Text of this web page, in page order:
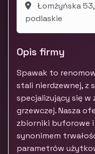
Łomżyńska
podlaskie
Opis firmy
Spawak to
stali nierdzewnej, z
specjalizujący się
grzewczej. Nasza
zbiorniki buforowe
synonimem
parametrów